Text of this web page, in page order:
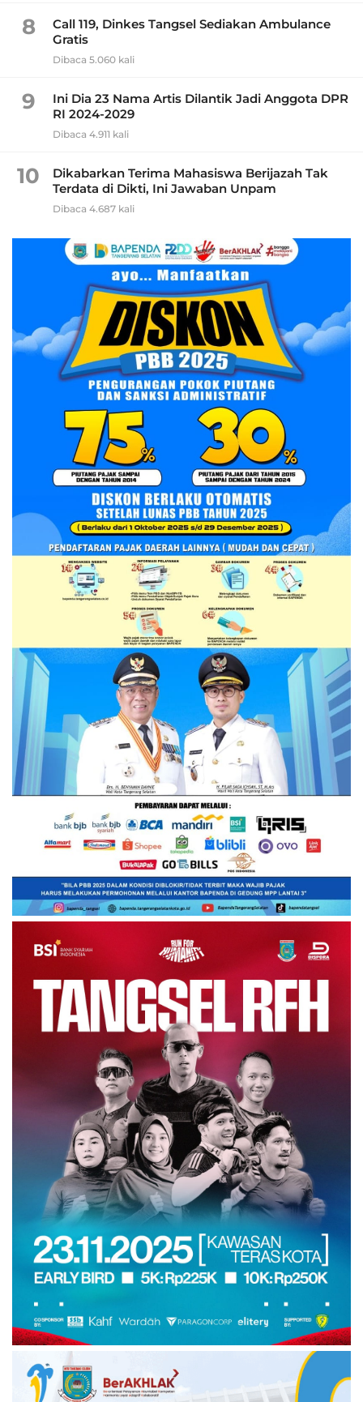
8
Call 119, Dinkes Tangsel Sediakan Ambulance
Gratis
Dibaca 5.060 kali
9
Ini Dia 23 Nama Artis Dilantik Jadi Anggota DPR
RI 2024-2029
Dibaca 4.911 kali
10
Dikabarkan Terima Mahasiswa Berijazah Tak
Terdata di Dikti, Ini Jawaban Unpam
Dibaca 4.687 kali